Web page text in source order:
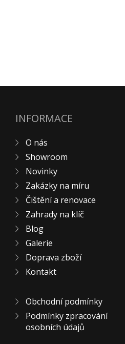
INFORMACE
O nás
Showroom
Novinky
Zakázky na míru
Čištění a renovace
Zahrady na klíč
Blog
Galerie
Doprava zboží
Kontakt
Obchodní podmínky
Podmínky zpracování
osobních údajů